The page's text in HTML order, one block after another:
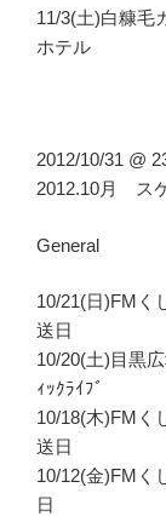
11/3(土)白糠毛
ホテル
2012/10/31 @
2012.10月 ス
General
10/21(日)FMく
送日
10/20(土)目黒
ｨｯｸﾗｲﾌﾞ
10/18(木)FMく
送日
10/12(金)FMく
日